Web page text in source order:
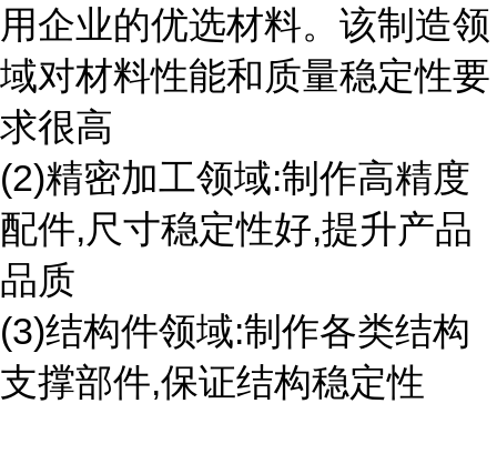
用企业的优选材料。该制造领
域对材料性能和质量稳定性要
求很高
(2)精密加工领域:制作高精度
配件,尺寸稳定性好,提升产品
品质
(3)结构件领域:制作各类结构
支撑部件,保证结构稳定性